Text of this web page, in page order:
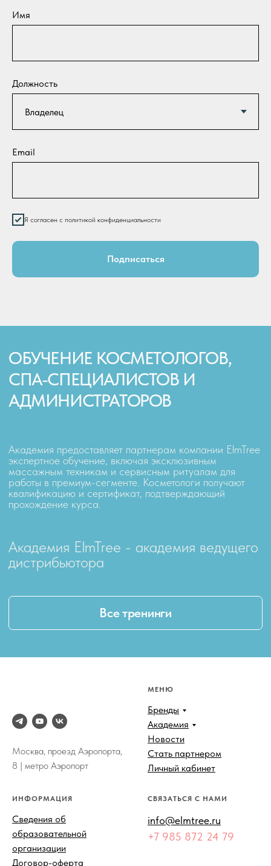
Имя
Должность
Email
Я согласен с политикой конфиденциальности
Подписаться
Москва, проезд Аэропорта,
8 | метро Аэропорт
МЕНЮ
Бренды
Академия
Новости
Стать партнером
Личный кабинет
ИНФОРМАЦИЯ
Сведения об
образовательной
организации
Договор-оферта
СВЯЗАТЬСЯ С НАМИ
info@elmtree.ru
+7 985 872 24 79